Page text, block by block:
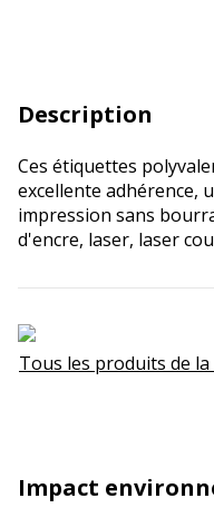
Description
Ces étiquettes
excellente adhérence,
impression sans
d'encre, laser, laser
Tous les produits de
Impact